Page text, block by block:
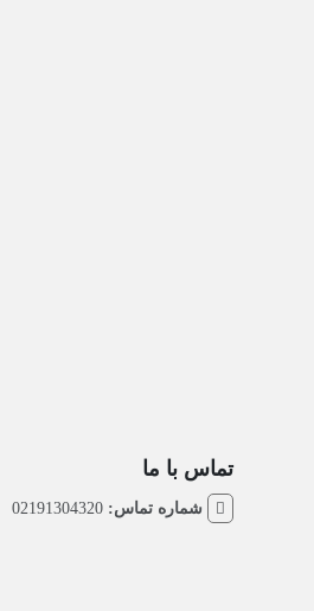
تماس با ما
شماره تماس: 02191304320